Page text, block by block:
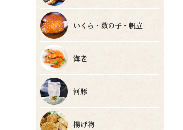
いくら・数の子・帆立
海老
河豚
揚げ物